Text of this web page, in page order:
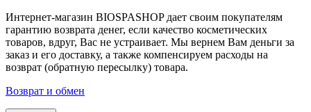
Интернет-магазин BIOSPASHOP дает своим покупателям
гарантию возврата денег, если качество косметических
товаров, вдруг, Вас не устраивает. Мы вернем Вам деньги за
заказ и его доставку, а также компенсируем расходы на
возврат (обратную пересылку) товара.
Возврат и обмен